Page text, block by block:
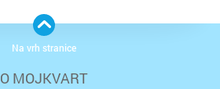
O MOJKVART
Na vrh stranice